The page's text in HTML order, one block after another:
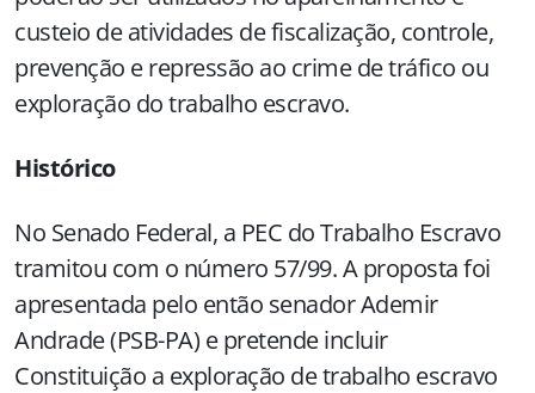
custeio de atividades de fiscalização, controle,
prevenção e repressão ao crime de tráfico ou
exploração do trabalho escravo.
Histórico
No Senado Federal, a PEC do Trabalho Escravo
tramitou com o número 57/99. A proposta foi
apresentada pelo então senador Ademir
Andrade (PSB-PA) e pretende incluir
Constituição a exploração de trabalho escravo